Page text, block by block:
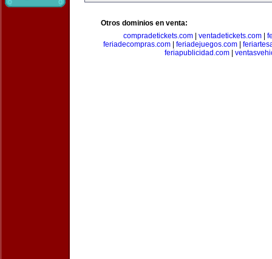
Otros dominios en venta:
compradetickets.com| ventadetickets.com|
feriadecompras.com| feriadejuegos.com|
feriapublicidad.com